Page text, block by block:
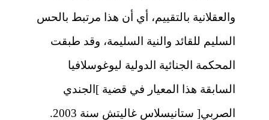
والعقلانية بالتقييم، أي أن هذا مرتبط بالحس
السليم للقائد والنية السليمة، وقد طبقت
المحكمة الجنائية الدولية ليوغوسلافيا
السابقة هذا المعيار في قضية ]الجندي
الصربي[ ستانيسلاس غاليتش سنة 2003.